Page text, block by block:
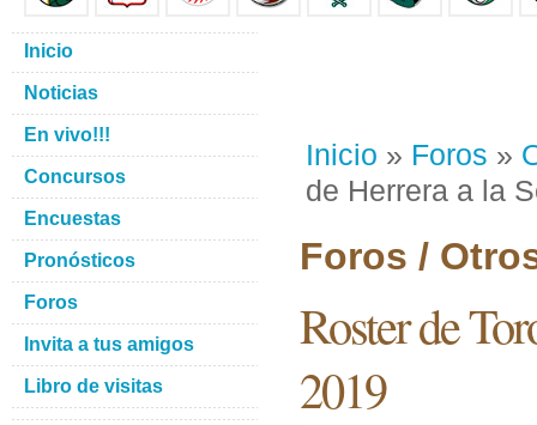
Inicio » Foros »
de Herrera a la
Foros /
Roster de
2019
Inicio
Noticias
En vivo!!!
Concursos
Encuestas
Pronósticos
Foros
Invita a tus amigos
Libro de visitas